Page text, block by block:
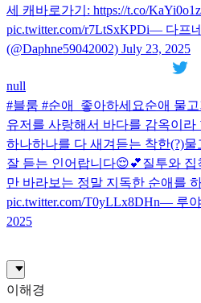
세 캐바로가기: https://t.co/
pic.twitter.com/r7LtSxKPDi— 다프
(@Daphne59042002) July 23, 2025
null
#블룸 #순애_좋아하세요순애 물
유저를 사랑해서 바다를 감옥이
하나하나를 다 새겨듣는 착한(?)
잘 듣는 인어랍니다😌💕질투와 집
만 바라보는 정말 지독한 순애를
pic.twitter.com/T0yLLx8DHn— 루야
2025
이해경